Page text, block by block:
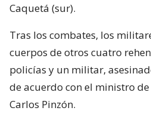
Caquetá (sur).
Tras los combates, los
cuerpos de otros cuatro
policías y un militar,
de acuerdo con el ministro de
Carlos Pinzón.